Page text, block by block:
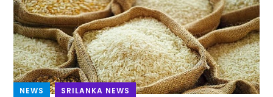
NEWS , SRILANKA NEWS